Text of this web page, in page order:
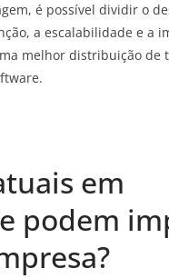
é possível dividir o
a escalabilidade e a
melhor distribuição de
em
podem